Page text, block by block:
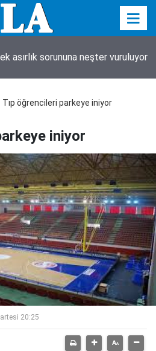
asırlık sorununa neşter vuruluyor
Tıp öğrencileri parkeye iniyor
iniyor
20:25